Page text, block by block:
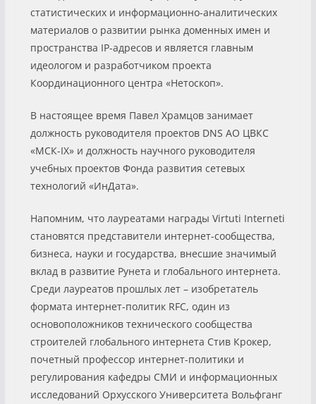
статистических и информационно-аналитических
материалов о развитии рынка доменных имен и
пространства IP-адресов и является главным
идеологом и разработчиком проекта
Координационного центра «Нетоскоп».
В настоящее время Павел Храмцов занимает
должность руководителя проектов DNS АО ЦВКС
«МСК-IX» и должность научного руководителя
учебных проектов Фонда развития сетевых
технологий «ИнДата».
Напомним, что лауреатами награды Virtuti Interneti
становятся представители интернет-сообщества,
бизнеса, науки и государства, внесшие значимый
вклад в развитие Рунета и глобального интернета.
Среди лауреатов прошлых лет – изобретатель
формата интернет-политик RFC, один из
основоположников технического сообщества
строителей глобального интернета Стив Крокер,
почетный профессор интернет-политики и
регулирования кафедры СМИ и информационных
исследований Орхусского Университета Вольфганг